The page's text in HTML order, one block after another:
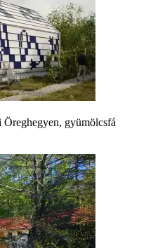
Öreghegyen, gyümölcsfá